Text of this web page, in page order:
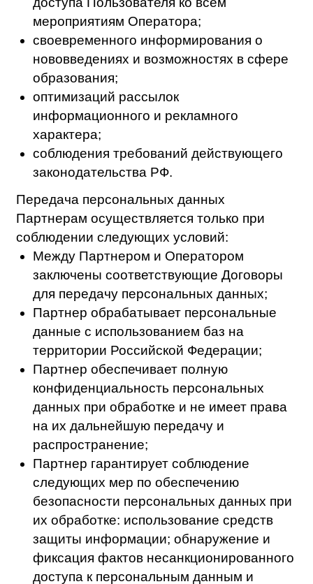
дней со дня предоставления
Пользователем сведений,
подтверждающих, что персональные
данные являются неполными, неточными
или неактуальными.
Уничтожить персональные данные
Пользователя в срок, не превышающий 7
(семи) рабочих дней со дня представления
Пользователем сведений,
подтверждающих, что такие персональные
данные являются незаконно полученными
заявленной цели обработки.
Уведомить Пользователя о внесенных
изменениях и предпринятых мерах и
принять разумные меры для уведомления
третьих лиц, которым персональные
данные этого Пользователя были
переданы.
Уточнить персональные данные, либо
обеспечить их уточнение в случае
подтверждения факта неточности
персональных данных на основании
сведений, представленных Пользователем
либо уполномоченным органом по защите
прав субъектов персональных данных или
иных необходимых документов в течение 7
(семи) рабочих дней со дня представления
таких сведений и снять блокирование
персональных данных.
Сообщить в уполномоченный орган по
защите прав субъектов персональных
данных по запросу этого органа
необходимую информацию в течение 10
(десяти) рабочих дней с даты получения